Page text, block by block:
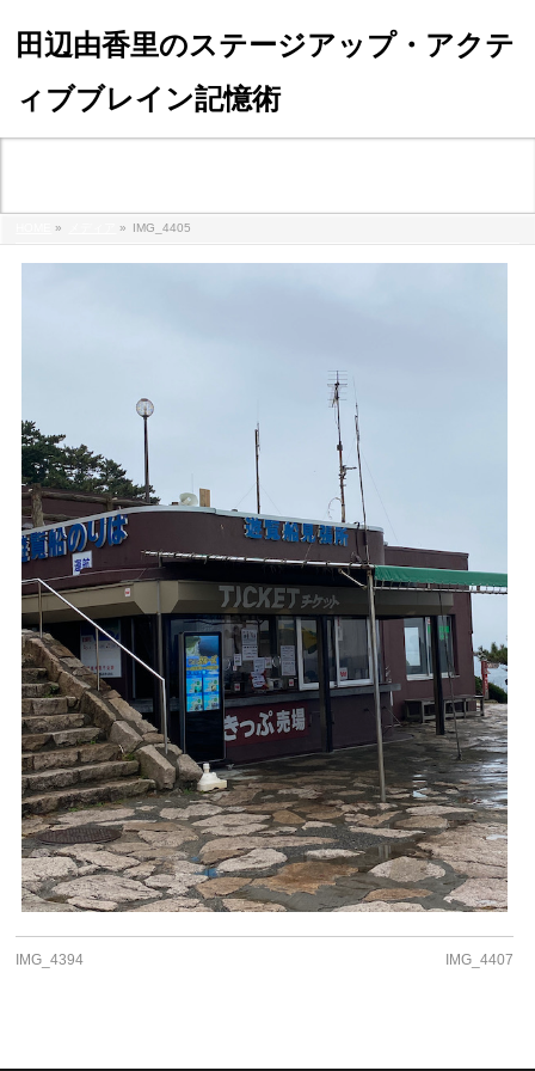
田辺由香里のステージアップ・アクテ
ィブブレイン記憶術
» » IMG_4405
IMG_4394 IMG_4407